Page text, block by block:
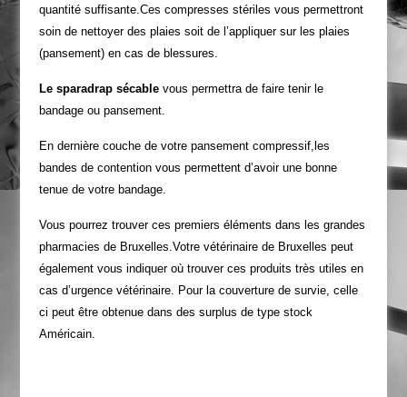
quantité suffisante.Ces compresses stériles vous permettront
soin de nettoyer des plaies soit de l’appliquer sur les plaies
(pansement) en cas de blessures.
Le sparadrap sécablevous permettra de faire tenir le
bandage ou pansement.
En dernière couche de votre pansement compressif,les
bandes de contention vous permettent d’avoir une bonne
tenue de votre bandage.
Vous pourrez trouver ces premiers éléments dans les grandes
pharmacies de Bruxelles.Votre vétérinaire de Bruxelles peut
également vous indiquer où trouver ces produits très utiles en
cas d’urgence vétérinaire. Pour la couverture de survie, celle
ci peut être obtenue dans des surplus de type stock
Américain.